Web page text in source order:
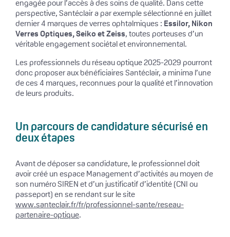
engagée pour l’accès à des soins de qualité. Dans cette
perspective, Santéclair a par exemple sélectionné en juillet
dernier 4 marques de verres ophtalmiques : Essilor, Nikon
Verres Optiques, Seiko et Zeiss, toutes porteuses d’un
véritable engagement sociétal et environnemental.
Les professionnels du réseau optique 2025-2029 pourront
donc proposer aux bénéficiaires Santéclair, a minima l’une
de ces 4 marques, reconnues pour la qualité et l’innovation
de leurs produits.
Un parcours de candidature sécurisé en
deux étapes
Avant de déposer sa candidature, le professionnel doit
avoir créé un espace Management d’activités au moyen de
son numéro SIREN et d’un justificatif d’identité (CNI ou
passeport) en se rendant sur le site
www.santeclair.fr/fr/professionnel-sante/reseau-
partenaire-optique.